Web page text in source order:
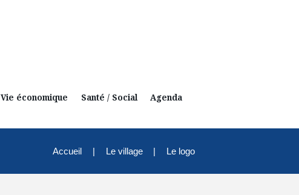
Vie économique Santé / Social Agenda
Accueil Le village Le logo